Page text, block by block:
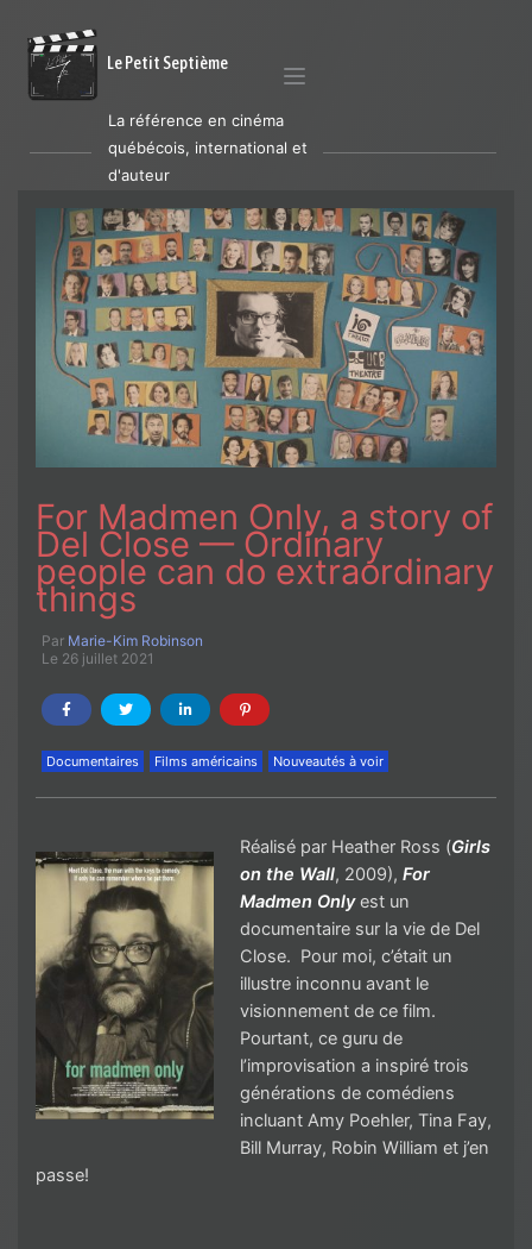
Le Petit Septième
La référence en cinéma
québécois, international et
d'auteur
For Madmen Only, a story of
Del Close — Ordinary
people can do extraordinary
things
Par Marie-Kim Robinson
Le 26 juillet 2021
Documentaires Films américains Nouveautés à voir
Réalisé par Heather Ross (Girls
on the Wall, 2009), For
Madmen Onlyest un
documentaire sur la vie de Del
Close. Pour moi, c’était un
illustre inconnu avant le
visionnement de ce film.
Pourtant, ce guru de
l’improvisation a inspiré trois
générations de comédiens
incluant Amy Poehler, Tina Fay,
Bill Murray, Robin William et j’en
passe!